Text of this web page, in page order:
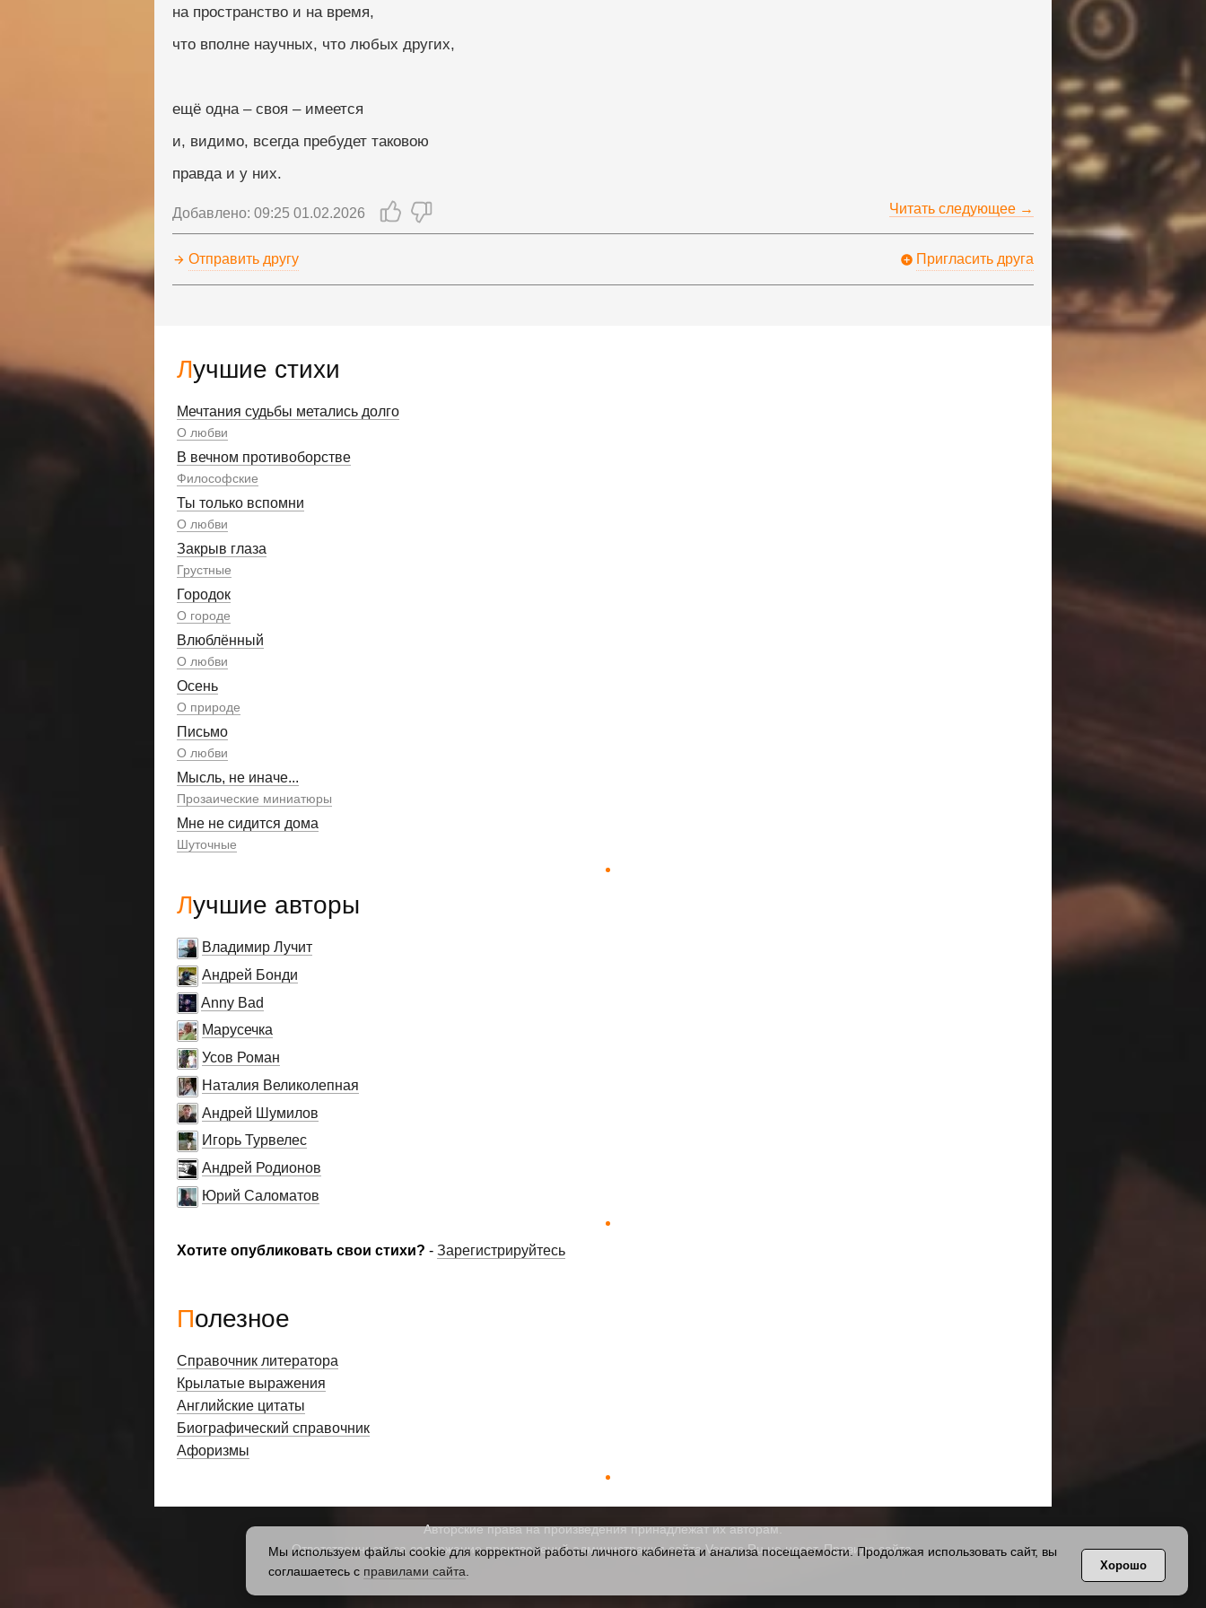
Лучшие стихи
Мечтания судьбы метались долго
О любви
В вечном противоборстве
Философские
Ты только вспомни
О любви
Закрыв глаза
Грустные
Городок
О городе
Влюблённый
О любви
Осень
О природе
Письмо
О любви
Мысль, не иначе...
Прозаические миниатюры
Мне не сидится дома
Шуточные
Лучшие авторы
Владимир Лучит
Андрей Бонди
Anny Bad
Марусечка
Усов Роман
Наталия Великолепная
Андрей Шумилов
Игорь Турвелес
Андрей Родионов
Юрий Саломатов
Хотите опубликовать свои стихи? - Зарегистрируйтесь
на пространство и на время,
что вполне научных, что любых других,
ещё одна – своя – имеется
и, видимо, всегда пребудет таковою
правда и у них.
Добавлено: 09:25 01.02.2026 Читать следующее →
Отправить другу Пригласить друга
Полезное
Справочник литератора
Крылатые выражения
Английские цитаты
Биографический справочник
Афоризмы
Авторские права на произведения принадлежат их авторам.
Ответственность за содержание произведений администрация сайта Verses.Ru не несет.Правила сайта.
Мы используем файлы cookie для корректной работы личного кабинета и анализа посещаемости. Продолжая использовать сайт, вы
соглашаетесь с правилами сайта Хорошо